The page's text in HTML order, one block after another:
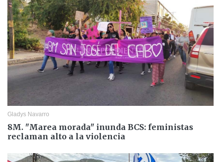
Gladys Navarro
8M. "Marea morada" inunda BCS: feministas
reclaman alto a la violencia